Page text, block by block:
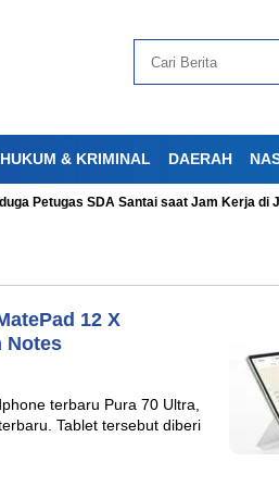
HUKUM & KRIMINAL DAERAH
Petugas SDA Santai saat Jam Kerja di
12 X
Notes
terbaru Pura 70 Ultra,
Tablet tersebut diberi